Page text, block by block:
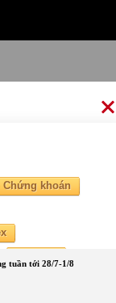
tuần tới 28/7-1/8
Chứng khoán